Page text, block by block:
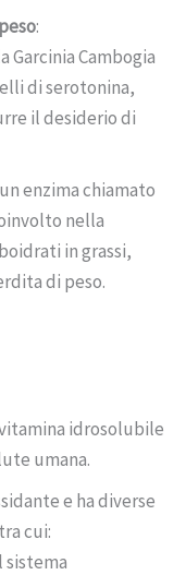
:
Garcinia Cambogia
di serotonina,
il desiderio di
enzima chiamato
nella
in grassi,
di peso.
idrosolubile
umana.
e ha diverse
cui: